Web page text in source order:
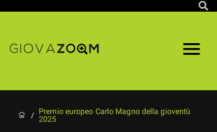
/
Premio europeo Carlo Magno della gioventù
2025